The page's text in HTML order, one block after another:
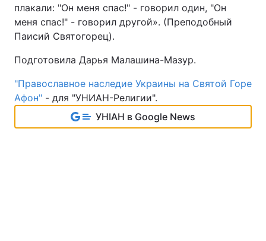
плакали: "Он меня спас!" - говорил один, "Он
меня спас!" - говорил другой». (Преподобный
Паисий Святогорец).
Подготовила Дарья Малашина-Мазур.
"Православное наследие Украины на Святой Горе
Афон" - для "УНИАН-Религии".
УНІАН в Google News